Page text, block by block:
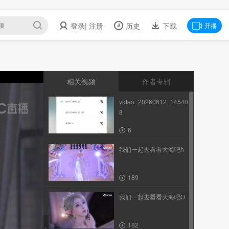
登录| 注册 历史 下载 开播
相关视频 作者专辑
video_20260612_14540
8
6
我们一起去看看大海吧h
189
我们一起去看看大海吧O
182